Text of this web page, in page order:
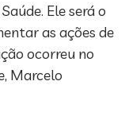
Ele será o
as ações de
ocorreu no
Marcelo